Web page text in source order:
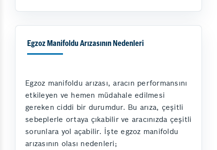
Egzoz Manifoldu Arızasının Nedenleri
Egzoz manifoldu arızası, aracın performansını
etkileyen ve hemen müdahale edilmesi
gereken ciddi bir durumdur. Bu arıza, çeşitli
sebeplerle ortaya çıkabilir ve aracınızda çeşitli
sorunlara yol açabilir. İşte egzoz manifoldu
arızasının olası nedenleri;